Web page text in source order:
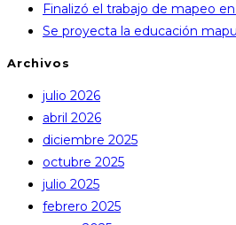
Finalizó el trabajo de mapeo
Se proyecta la educación
Archivos
julio 2026
abril 2026
diciembre 2025
octubre 2025
julio 2025
febrero 2025